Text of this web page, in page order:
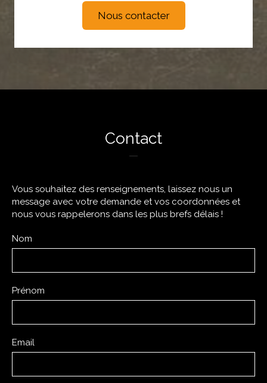
Nous contacter
Contact
Vous souhaitez des renseignements, laissez nous un
message avec votre demande et vos coordonnées et
nous vous rappelerons dans les plus brefs délais !
Nom
Prénom
Email